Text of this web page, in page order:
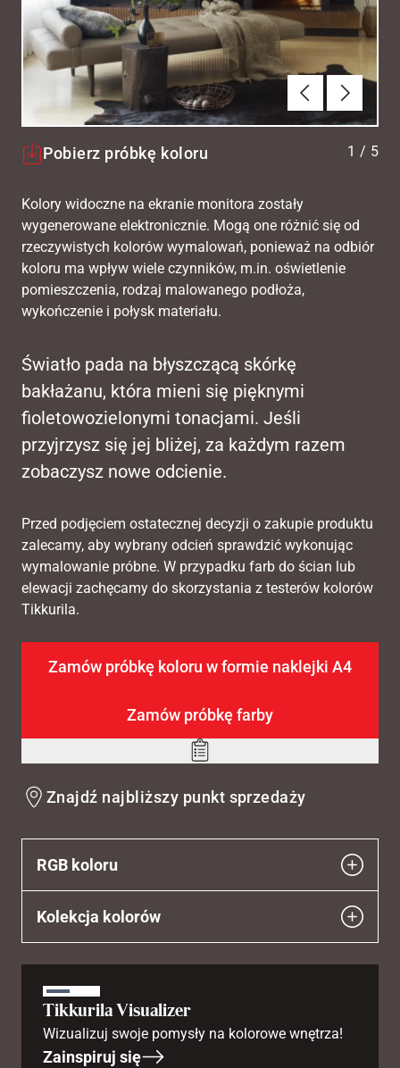
Poprzednie
Dalej
Pobierz próbkę koloru 1 / 5
Kolory widoczne na ekranie monitora zostały
wygenerowane elektronicznie. Mogą one różnić się od
rzeczywistych kolorów wymalowań, ponieważ na odbiór
koloru ma wpływ wiele czynników, m.in. oświetlenie
pomieszczenia, rodzaj malowanego podłoża,
wykończenie i połysk materiału.
Światło pada na błyszczącą skórkę
bakłażanu, która mieni się pięknymi
fioletowozielonymi tonacjami. Jeśli
przyjrzysz się jej bliżej, za każdym razem
zobaczysz nowe odcienie.
Przed podjęciem ostatecznej decyzji o zakupie produktu
zalecamy, aby wybrany odcień sprawdzić wykonując
wymalowanie próbne. W przypadku farb do ścian lub
elewacji zachęcamy do skorzystania z testerów kolorów
Tikkurila.
Zamów próbkę koloru w formie naklejki A4
Zamów próbkę farby
Add
wishlist
Znajdź najbliższy punkt sprzedaży
RGB koloru
Kolekcja kolorów
Tikkurila Visualizer
Wizualizuj swoje pomysły na kolorowe wnętrza!
Zainspiruj się